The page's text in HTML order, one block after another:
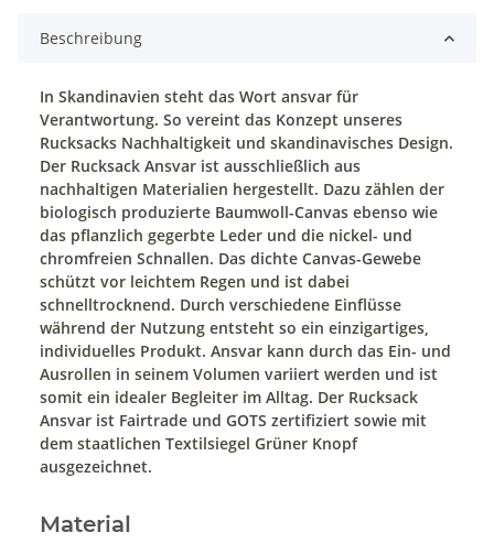
Beschreibung
In Skandinavien steht das Wort ansvar für
Verantwortung. So vereint das Konzept unseres
Rucksacks Nachhaltigkeit und skandinavisches Design.
Der Rucksack Ansvar ist ausschließlich aus
nachhaltigen Materialien hergestellt. Dazu zählen der
biologisch produzierte Baumwoll-Canvas ebenso wie
das pflanzlich gegerbte Leder und die nickel- und
chromfreien Schnallen. Das dichte Canvas-Gewebe
schützt vor leichtem Regen und ist dabei
schnelltrocknend. Durch verschiedene Einflüsse
während der Nutzung entsteht so ein einzigartiges,
individuelles Produkt. Ansvar kann durch das Ein- und
Ausrollen in seinem Volumen variiert werden und ist
somit ein idealer Begleiter im Alltag. Der Rucksack
Ansvar ist Fairtrade und GOTS zertifiziert sowie mit
dem staatlichen Textilsiegel Grüner Knopf
ausgezeichnet.
Material